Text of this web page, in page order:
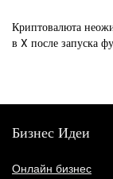
Криптовалюта
в X после запуска
Бизнес Идеи
Онлайн бизнес